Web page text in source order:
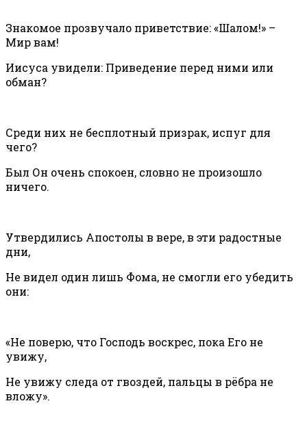
Знакомое прозвучало приветствие: «Шалом!» –
Мир вам!
Иисуса увидели: Приведение перед ними или
обман?
Среди них не бесплотный призрак, испуг для
чего?
Был Он очень спокоен, словно не произошло
ничего.
Утвердились Апостолы в вере, в эти радостные
дни,
Не видел один лишь Фома, не смогли его убедить
они:
«Не поверю, что Господь воскрес, пока Его не
увижу,
Не увижу следа от гвоздей, пальцы в рёбра не
вложу».